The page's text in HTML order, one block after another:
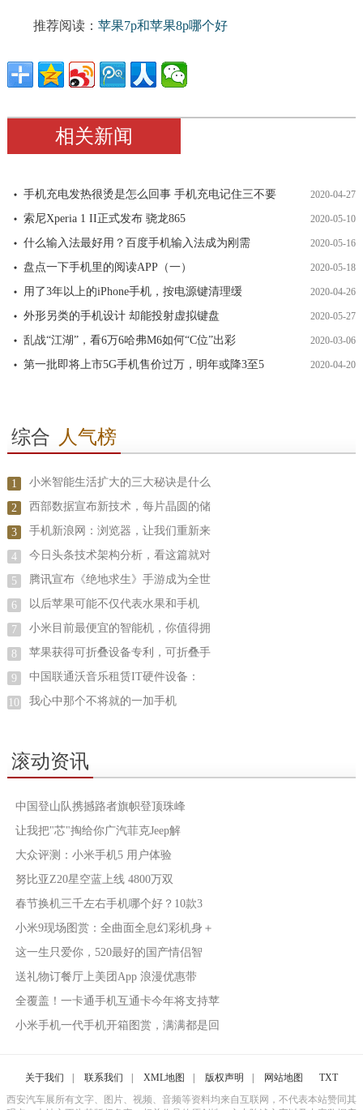
推荐阅读： 苹果7p和苹果8p哪个好
相关新闻
手机充电发热很烫是怎么回事 手机充电记住三不要 2020-04-27
索尼Xperia 1 II正式发布 骁龙865 2020-05-10
什么输入法最好用？百度手机输入法成为刚需 2020-05-16
盘点一下手机里的阅读APP（一） 2020-05-18
用了3年以上的iPhone手机，按电源键清理缓 2020-04-26
外形另类的手机设计 却能投射虚拟键盘 2020-05-27
乱战“江湖”，看6万6哈弗M6如何“C位”出彩 2020-03-06
第一批即将上市5G手机售价过万，明年或降3至5 2020-04-20
综合 人气榜
1 小米智能生活扩大的三大秘诀是什么
2 西部数据宣布新技术，每片晶圆的储
3 手机新浪网：浏览器，让我们重新来
4 今日头条技术架构分析，看这篇就对
5 腾讯宣布《绝地求生》手游成为全世
6 以后苹果可能不仅代表水果和手机
7 小米目前最便宜的智能机，你值得拥
8 苹果获得可折叠设备专利，可折叠手
9 中国联通沃音乐租赁IT硬件设备：
10 我心中那个不将就的一加手机
滚动资讯
中国登山队携撼路者旗帜登顶珠峰
让我把"芯"掏给你广汽菲克Jeep解
大众评测：小米手机5 用户体验
努比亚Z20星空蓝上线 4800万双
春节换机三千左右手机哪个好？10款3
小米9现场图赏：全曲面全息幻彩机身＋
这一生只爱你，520最好的国产情侣智
送礼物订餐厅上美团App 浪漫优惠带
全覆盖！一卡通手机互通卡今年将支持苹
小米手机一代手机开箱图赏，满满都是回
关于我们 联系我们 XML地图 版权声明 网站地图
TXT
西安汽车展所有文字、图片、视频、音频等资料均来自互联网，不代表本站赞同其